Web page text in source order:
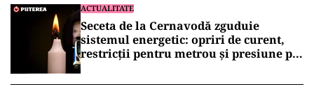
ACTUALITATE
Seceta de la Cernavodă zguduie
sistemul energetic: opriri de curent,
restricții pentru metrou și presiune pe